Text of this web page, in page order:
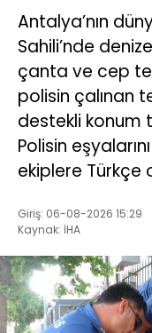
Antalya’nın
Sahili’nde
çanta ve cep
polisin çalınan
destekli konum
Polisin
ekiplere Türkçe
Giriş: 06-08-2026 15:29
Kaynak: İHA